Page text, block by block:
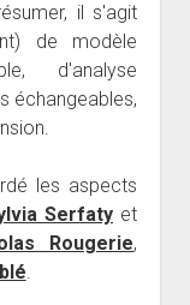
il s'agit
de modèle
d'analyse
échangeables,
les aspects
Serfaty et
Rougerie,
.